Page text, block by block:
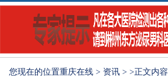
您现在的位置重庆在线 > 资讯 > >正文内容